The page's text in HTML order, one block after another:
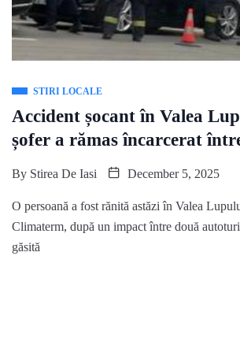
STIRI LOCALE
Accident șocant în Valea
șofer a rămas încarcerat
By Stirea De Iasi December 5, 2025
O persoană a fost rănită astăzi în Valea
Climaterm, după un impact între două
găsită